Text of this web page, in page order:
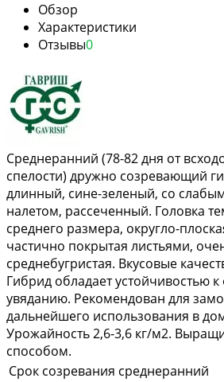
Обзор
Характеристики
Отзывы0
Среднеранний (78-82 дня от
спелости) дружно созревающий
длинный, сине-зеленый, со
налетом, рассеченный. Головка
среднего размера, округло-
частично покрытая листьями,
среднебугристая. Вкусовые
Гибрид обладает устойчивостью
увяданию. Рекомендован для
дальнейшего использования в
Урожайность 2,6-3,6 кг/м2.
способом.
Срок созревания среднеранний